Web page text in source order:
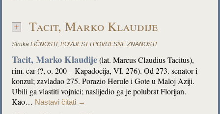
Tacit, Marko Klaudije
Struka LIČNOSTI,POVIJEST I POVIJESNE ZNANOSTI
Tacit, Marko Klaudije(lat. Marcus Claudius Tacitus),
rim. car (?, o. 200 – Kapadocija, VI. 276). Od 273. senator i
konzul; zavladao 275. Porazio Herule i Gote u Maloj Aziji.
Ubili ga vlastiti vojnici; naslijedio ga je polubrat Florijan.
Kao… Nastavi čitati →